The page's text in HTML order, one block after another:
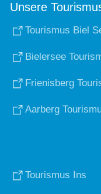
Unsere
Tourismus Biel
Bielersee
Frienisberg
Aarberg
Tourismus Ins